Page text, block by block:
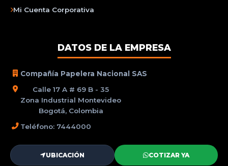
Mi Cuenta Corporativa
DATOS DE LA EMPRESA
Compañía Papelera Nacional SAS
Calle 17 A # 69 B - 35
Zona Industrial Montevideo
Bogotá, Colombia
Teléfono: 7444000
UBICACIÓN COTIZAR YA